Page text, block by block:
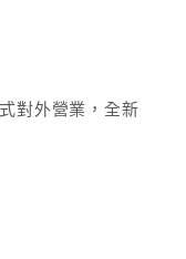
對外營業，全新